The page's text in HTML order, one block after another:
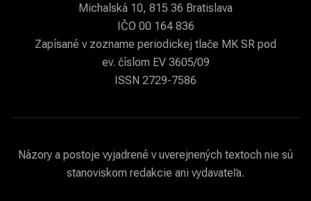
Michalská 10, 815 36 Bratislava
IČO 00 164 836
Zapísané v zozname periodickej tlače MK SR pod
ev. číslom EV 3605/09
ISSN 2729-7586
Názory a postoje vyjadrené v uverejnených textoch nie sú
stanoviskom redakcie ani vydavateľa.